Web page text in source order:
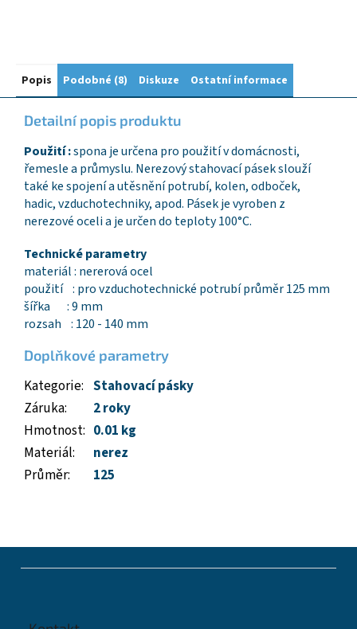
Popis Podobné (8) Diskuze Ostatní informace
Detailní popis produktu
Použití :spona je určena pro použití v domácnosti,
řemesle a průmyslu. Nerezový stahovací pásek slouží
také ke spojení a utěsnění potrubí, kolen, odboček,
hadic, vzduchotechniky, apod. Pásek je vyroben z
nerezové oceli a je určen do teploty 100°C.
Technické parametry
materiál : nererová ocel
použití : pro vzduchotechnické potrubí průměr 125 mm
šířka : 9 mm
rozsah : 120 - 140 mm
Doplňkové parametry
Kategorie: Stahovací pásky
Záruka:
2 roky
Hmotnost: 0.01 kg
Materiál:
nerez
Průměr: 125